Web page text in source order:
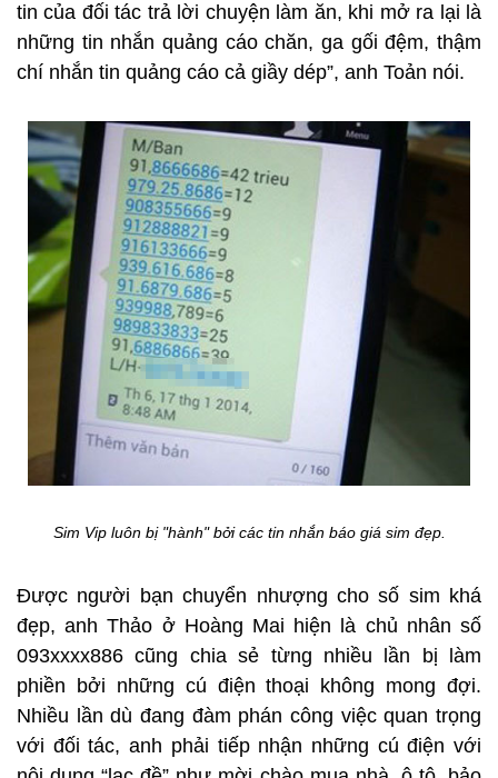
tin của đối tác trả lời chuyện làm ăn, khi mở ra lại là
những tin nhắn quảng cáo chăn, ga gối đệm, thậm
chí nhắn tin quảng cáo cả giầy dép”, anh Toản nói.
Sim Vip luôn bị "hành" bởi các tin nhắn báo giá sim đẹp.
Được người bạn chuyển nhượng cho số sim khá
đẹp, anh Thảo ở Hoàng Mai hiện là chủ nhân số
093xxxx886 cũng chia sẻ từng nhiều lần bị làm
phiền bởi những cú điện thoại không mong đợi.
Nhiều lần dù đang đàm phán công việc quan trọng
với đối tác, anh phải tiếp nhận những cú điện với